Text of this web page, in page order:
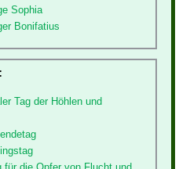
Sophia
Bonifatius
Tag der Höhlen und